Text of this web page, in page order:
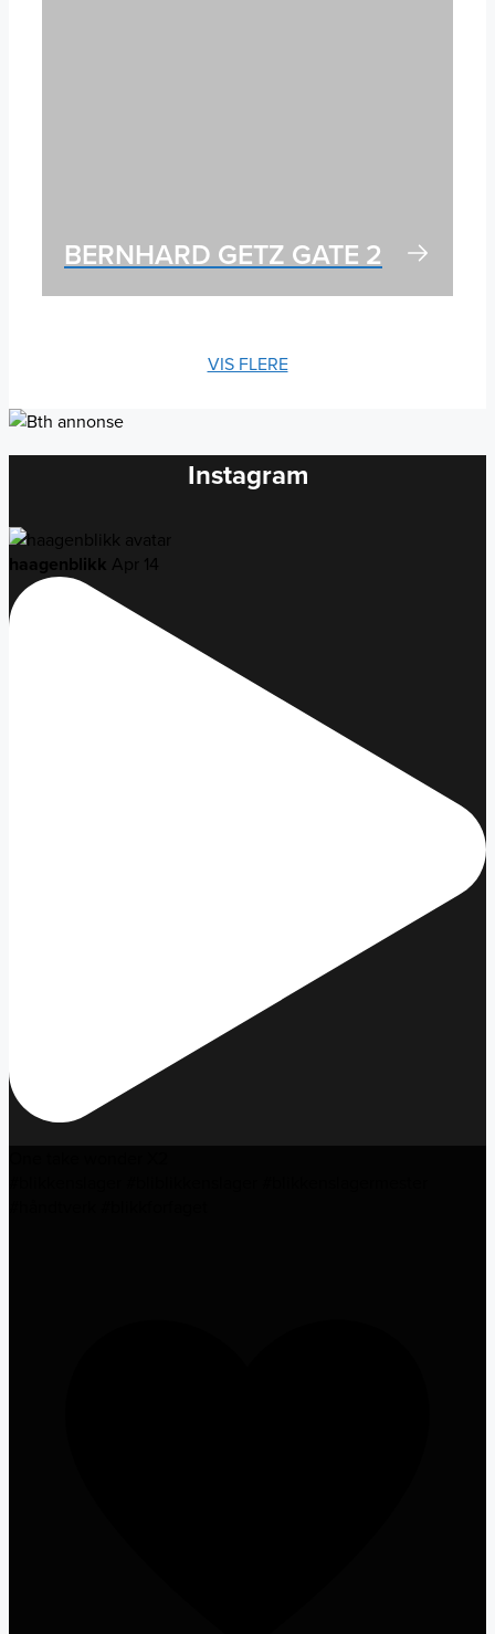
BERNHARD GETZ GATE 2
VIS FLERE
Instagram
haagenblikk Apr 14